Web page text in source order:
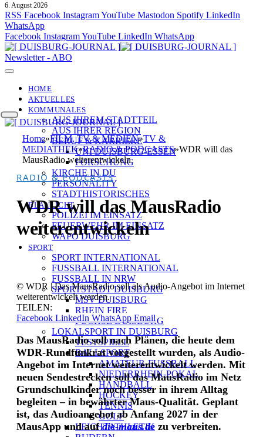
6. August 2026
RSS Facebook InstagramYouTube Mastodon Spotify LinkedIn
WhatsApp
Facebook InstagramYouTube LinkedIn WhatsApp
Newsletter - ABO
HOME
AKTUELLES
KOMMUNALES
AUS IHREM STADTTEIL
AUS IHRER REGION
BERUF & KARRIERE
UNI DUISBURG-ESSEN
FORSCHUNG
KIRCHE IN DU
PERSONALITY
STADTHISTORISCHES
BLAULICHT
POLIZEI IM EINSATZ
FEUERWEHR IM EINSATZ
WAPO DUISBURG
SPORT
SPORT INTERNATIONAL
FUSSBALL INTERNATIONAL
FUSSBALL IN NRW
SPORTSTADT DUISBURG
MSV DUISBURG
RHEIN FIRE
FÜCHSE DUISBURG
LOKALSPORT IN DUISBURG
TESTSPIELE
BALLSPORT
AMATEUR-FUSSBALL
NIEDERRHEIN-POKAL
HANDBALL
HOCKEY
TENNIS
GOLF
LEICHTATHLETIK
Home»FILM, TV & MEDIEN»TV &
MEDIATHEK»RADIO & PODCASTS»WDR will das
MausRadio weiterentwickeln
RADIO & PODCASTS
WDR will das MausRadio
weiterentwickeln
© WDR | Das MausRadio soll als Audio-Angebot im Internet
weiterentwickelt werden.
TEILEN:
Facebook LinkedIn WhatsApp Email
Das MausRadio soll nach Plänen, die heute dem
WDR-Rundfunkrat vorgestellt wurden, als Audio-
Angebot im Internet weiterentwickelt werden. Mit
neuen Sendestrecken soll das MausRadio im Netz
Grundschulkinder noch besser in ihrem Alltag
begleiten – in bewährter Maus-Qualität. Geplant
ist, das Audioangebot ab Anfang 2027 in der
MausApp und aufdie-maus.de zu verbreiten.